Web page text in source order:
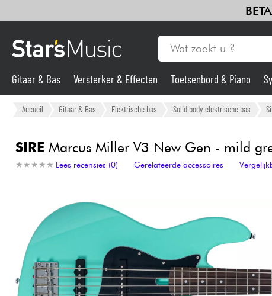
Gitaar & Bas
Synths & samplers
Licht
Viool & Quatuor
HiFi
Gitaar & Bas Versterker & Effecten Toetsenbord & Piano
Accueil Gitaar & Bas Elektrische bas Solid body elektrische bas
SIRE Marcus Miller V3 New Gen - mild
★ ★ ★ ★ ★
★ ★ ★ ★ ★ Lees recensies (0) Gerelateerde accessoires